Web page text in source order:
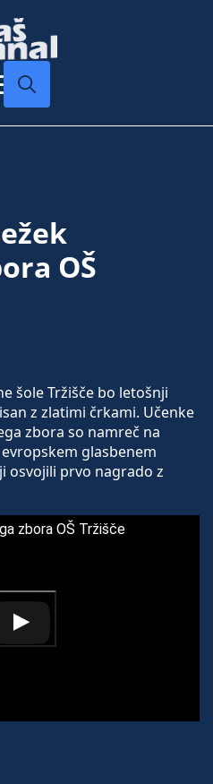
OŠ
šole Tržišče bo letošnji
z zlatimi črkami. Učenke
zbora so namreč na
glasbenem
osvojili prvo nagrado z
zbora OŠ Tržišče